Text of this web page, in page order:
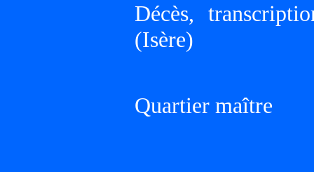
Décès,
(Isère)
Quartier maître